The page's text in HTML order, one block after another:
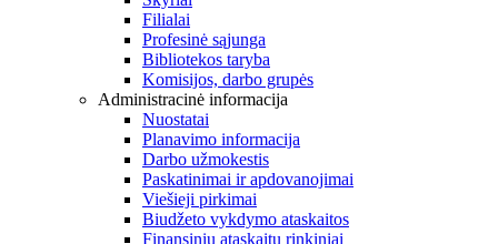
Filialai
Profesinė sąjunga
Bibliotekos taryba
Komisijos, darbo grupės
Administracinė informacija
Nuostatai
Planavimo informacija
Darbo užmokestis
Paskatinimai ir apdovanojimai
Viešieji pirkimai
Biudžeto vykdymo ataskaitos
Finansinių ataskaitų rinkiniai